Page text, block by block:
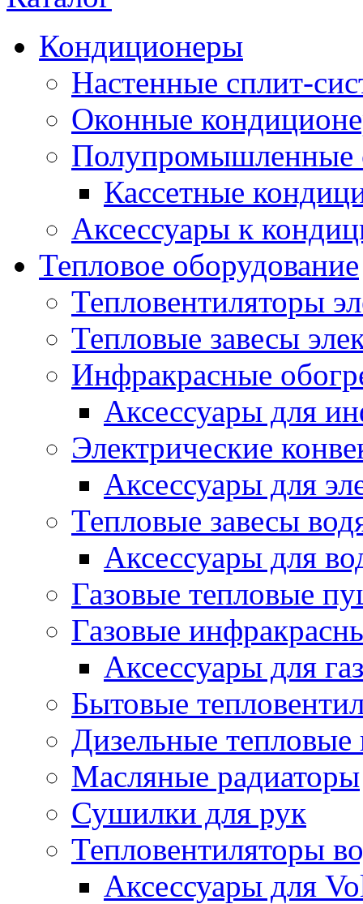
Кондиционеры
Настенные сплит-
Оконные
Полупромышленные
Кассетные
Аксессуары к
Тепловое оборудование
Тепловентиляторы
Тепловые завесы
Инфракрасные
Аксессуары для
Электрические
Аксессуары для
Тепловые завесы
Аксессуары для
Газовые тепловые
Газовые
Аксессуары для
Бытовые
Дизельные
Масляные радиаторы
Сушилки для рук
Тепловентиляторы
Аксессуары для